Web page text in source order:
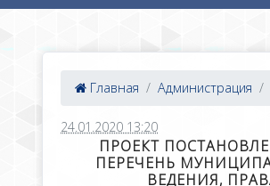
Главная Администрация
24.01.2020 13:20
ПРОЕКТ
ПЕРЕЧЕНЬ
ВЕДЕНИЯ,